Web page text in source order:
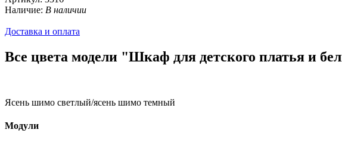
Наличие: В наличии
Доставка и оплата
Все цвета модели "Шкаф для детского платья и
Ясень шимо светлый/ясень шимо темный
Модули